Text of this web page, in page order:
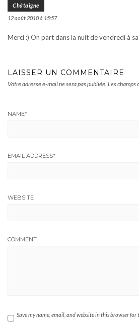
Châtaigne
12 août 2010 à 15:57
Merci :) On part dans la nuit de vendredi à
LAISSER UN COMMENTAIRE
Votre adresse e-mail ne sera pas publiée. Les champs
NAME*
EMAIL ADDRESS*
WEBSITE
COMMENT
Save my name, email, and website in this browser for